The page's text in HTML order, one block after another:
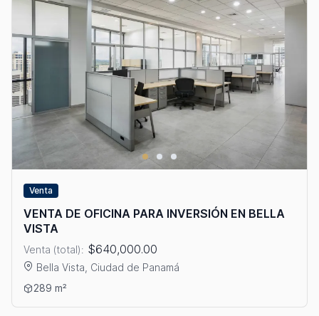
Venta
VENTA DE OFICINA PARA INVERSIÓN EN BELLA
VISTA
Venta (total): $640,000.00
Bella Vista, Ciudad de Panamá
Ver detalles: VENTA DE OFICINA PARA INVERSIÓN EN BELLA
289 m²